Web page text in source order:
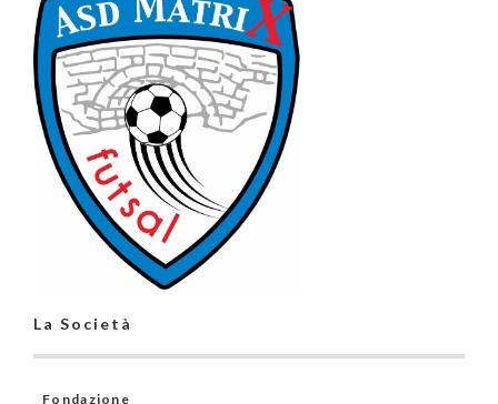
La Società
Fondazione